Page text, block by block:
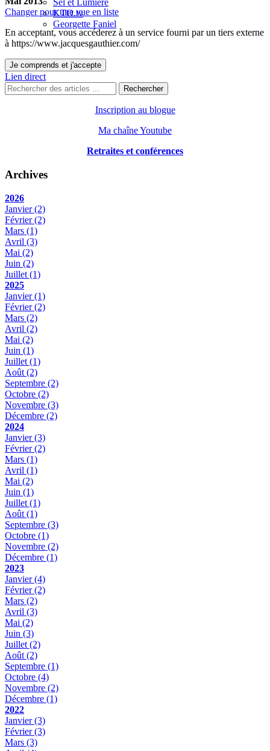
Sel et Lumière
KTO.tv
Georgette Faniel
Changer pour une vue en liste
En acceptant, vous accéderez à un service fourni par un tiers externe
à https://www.jacquesgauthier.com/
Je comprends et j'accepte
Lien direct
Rechercher
Inscription au blogue
Ma chaîne Youtube
Retraites et conférences
Archives
2026
Janvier(2)
Février(2)
Mars (1)
Avril (3)
Mai (2)
Juin (2)
Juillet (1)
2025
Janvier(1)
Février(2)
Mars (2)
Avril (2)
Mai (2)
Juin (1)
Juillet (1)
Août (2)
Septembre (2)
Octobre (2)
Novembre (3)
Décembre (2)
2024
Janvier(3)
Février(2)
Mars (1)
Avril (1)
Mai (2)
Juin (1)
Juillet (1)
Août (1)
Septembre (3)
Octobre (1)
Novembre (2)
Décembre (1)
2023
Janvier(4)
Février(2)
Mars (2)
Avril (3)
Mai (2)
Juin (3)
Juillet (2)
Août (2)
Septembre (1)
Octobre (4)
Novembre (2)
Décembre (1)
2022
Janvier(3)
Février(3)
Mars (3)